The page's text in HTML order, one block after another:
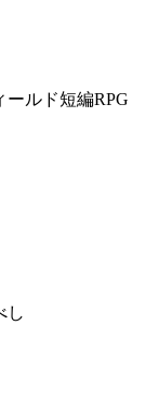
ルド短編RPG
し